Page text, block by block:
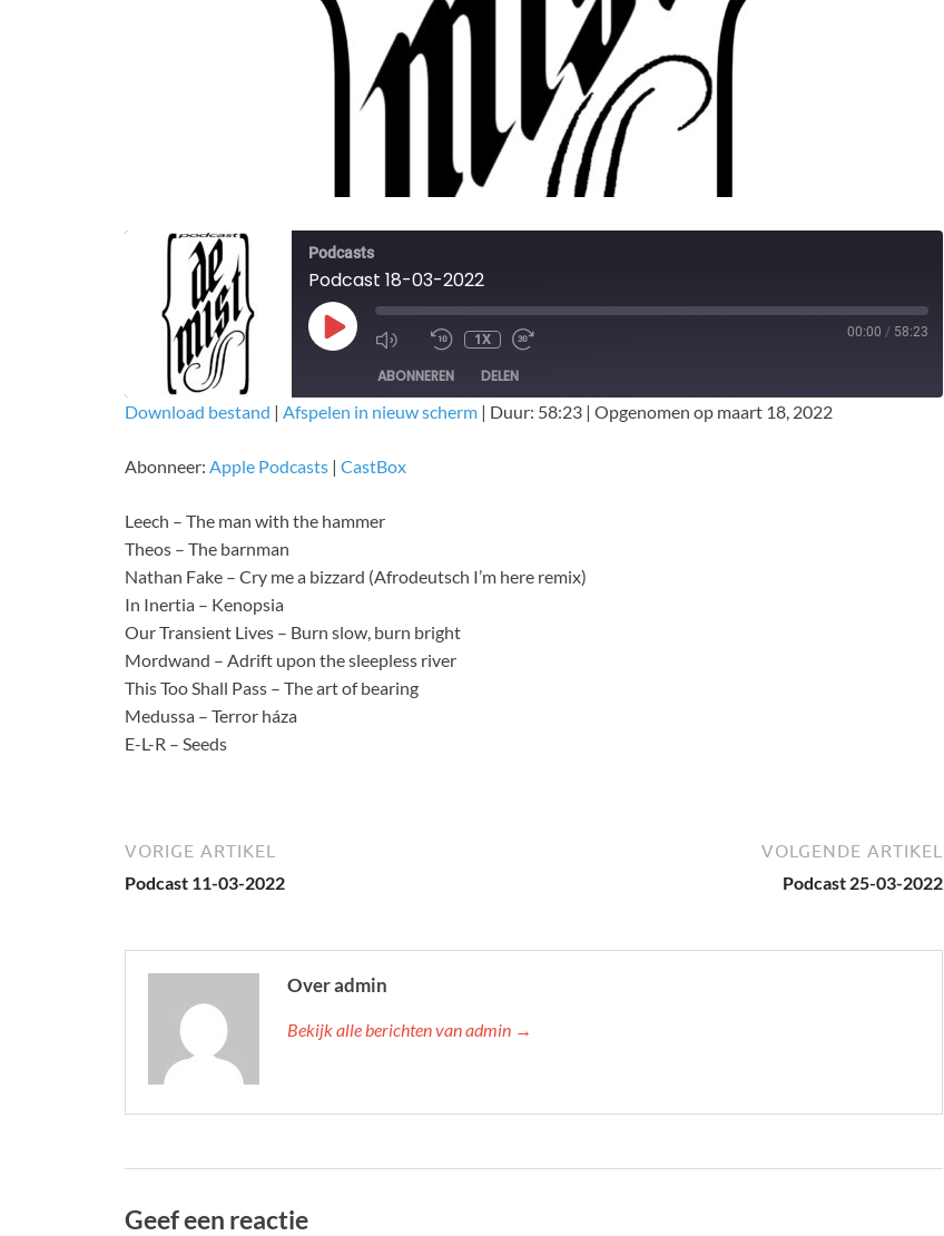
Podcasts
Podcast 18-03-2022
1X 00:00 / 58:23
ABONNEREN DELEN
EMBED
Download bestand | Afspelen in nieuw scherm | Duur: 58:23 | Opgenomen op maart 18, 2022
Abonneer: Apple Podcasts | CastBox
Leech – The man with the hammer
Theos – The barnman
Nathan Fake – Cry me a bizzard (Afrodeutsch I’m here remix)
In Inertia – Kenopsia
Our Transient Lives – Burn slow, burn bright
Mordwand – Adrift upon the sleepless river
This Too Shall Pass – The art of bearing
Medussa – Terror háza
E-L-R – Seeds
VORIGE ARTIKEL
Podcast 11-03-2022
VOLGENDE ARTIKEL
Podcast 25-03-2022
Over admin
Bekijk alle berichten van admin →
Geef een reactie